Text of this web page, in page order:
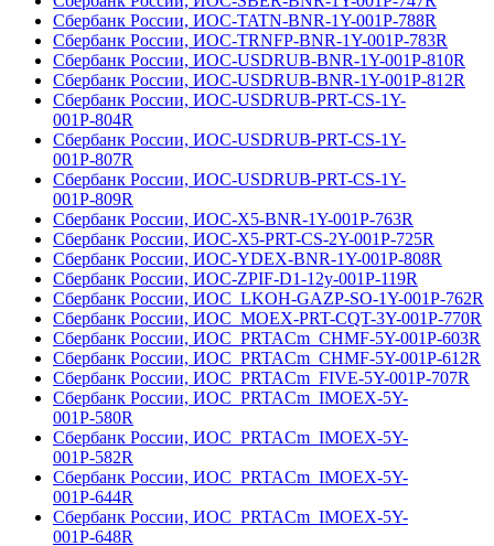
Сбербанк России, ИОС-TATN-BNR-1Y-001Р-788R
Сбербанк России, ИОС-TRNFP-BNR-1Y-001Р-783R
Сбербанк России, ИОС-USDRUB-BNR-1Y-001Р-810R
Сбербанк России, ИОС-USDRUB-BNR-1Y-001Р-812R
Сбербанк России, ИОС-USDRUB-PRT-CS-1Y-
001Р-804R
Сбербанк России, ИОС-USDRUB-PRT-CS-1Y-
001Р-807R
Сбербанк России, ИОС-USDRUB-PRT-CS-1Y-
001Р-809R
Сбербанк России, ИОС-X5-BNR-1Y-001Р-763R
Сбербанк России, ИОС-X5-PRT-CS-2Y-001Р-725R
Сбербанк России, ИОС-YDEX-BNR-1Y-001Р-808R
Сбербанк России, ИОС-ZPIF-D1-12y-001Р-119R
Сбербанк России, ИОС_LKOH-GAZP-SO-1Y-001Р-762R
Сбербанк России, ИОС_MOEX-PRT-CQT-3Y-001Р-770R
Сбербанк России, ИОС_PRTACm_CHMF-5Y-001Р-603R
Сбербанк России, ИОС_PRTACm_CHMF-5Y-001Р-612R
Сбербанк России, ИОС_PRTACm_FIVE-5Y-001Р-707R
Сбербанк России, ИОС_PRTACm_IMOEX-5Y-
001Р-580R
Сбербанк России, ИОС_PRTACm_IMOEX-5Y-
001Р-582R
Сбербанк России, ИОС_PRTACm_IMOEX-5Y-
001Р-644R
Сбербанк России, ИОС_PRTACm_IMOEX-5Y-
001Р-648R